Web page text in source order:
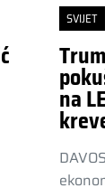
SVIJET
na